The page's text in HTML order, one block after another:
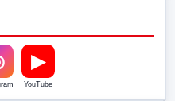
▶
YouTube